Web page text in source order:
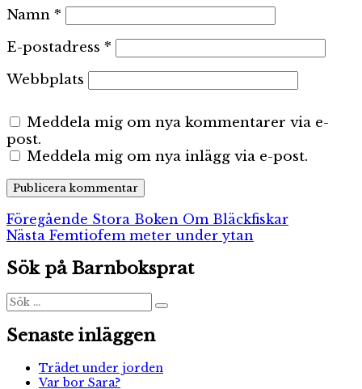
Namn *
E-postadress *
Webbplats
Meddela mig om nya kommentarer via e-
post.
Meddela mig om nya inlägg via e-post.
Inläggsnavigering
Föregående Föregående
inlägg:
Stora Boken Om Bläckfiskar
Nästa Nästa
Femtiofem meter under ytan
Sök på Barnboksprat
Sök
efter:
Sök
Senaste inläggen
Trädet under jorden
Var bor Sara?